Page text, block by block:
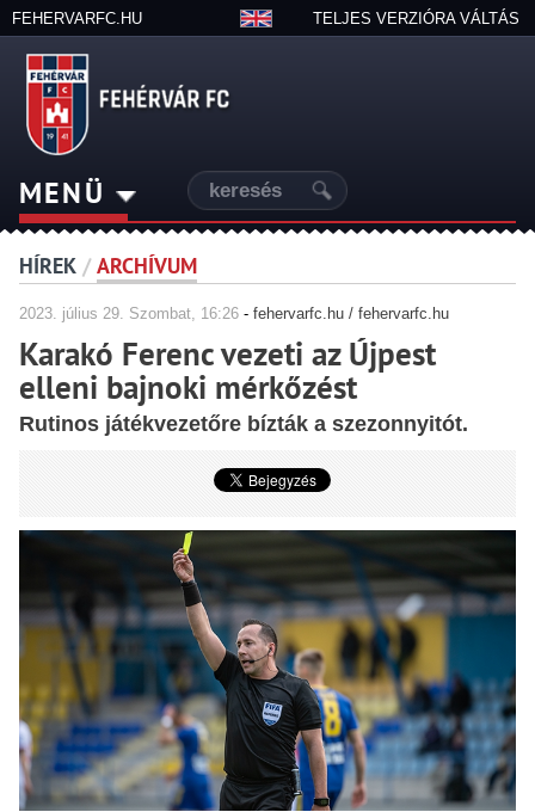
FEHERVARFC.HU TELJES VERZIÓRA VÁLTÁS
MENÜ
HÍREK / ARCHÍVUM
2023. július 29. Szombat, 16:26- fehervarfc.hu / fehervarfc.hu
Karakó Ferenc vezeti az Újpest
elleni bajnoki mérkőzést
Rutinos játékvezetőre bízták a szezonnyitót.